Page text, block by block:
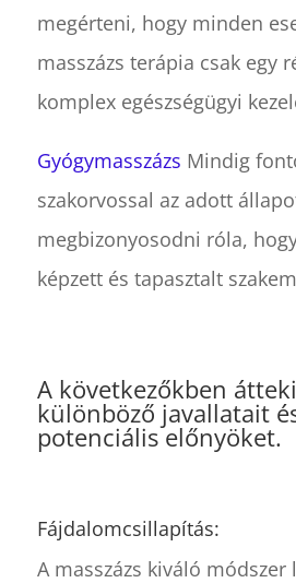
megérteni, hogy minden
masszázs terápia csak egy
komplex egészségügyi
Gyógymasszázs Mindig
szakorvossal az adott
megbizonyosodni róla,
képzett és tapasztalt
A következőkben
különböző javallatait
potenciális előnyöket.
Fájdalomcsillapítás:
A masszázs kiváló